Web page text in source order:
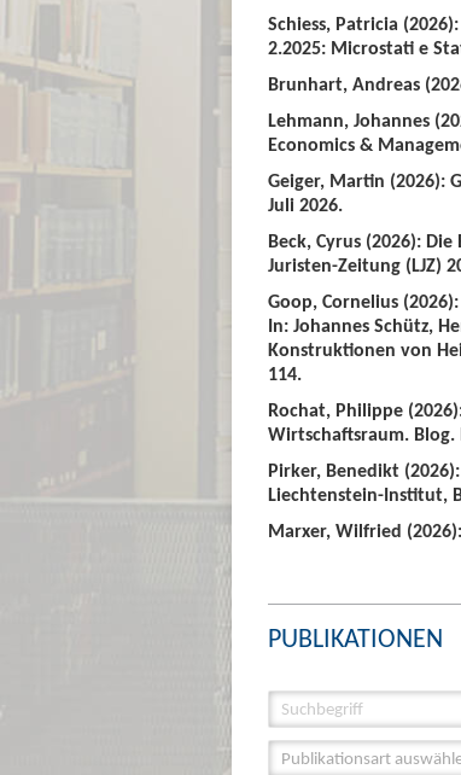
Schiess, Patricia
2.2025: Microstati e
Brunhart, Andreas
Lehmann, Johannes
Economics &
Geiger, Martin (2026):
Juli 2026.
Beck, Cyrus (2026):
Juristen-Zeitung (LJZ)
Goop, Cornelius
In: Johannes Schütz,
Konstruktionen von
114.
Rochat, Philippe
Wirtschaftsraum. Blog.
Pirker, Benedikt
Liechtenstein-Institut,
Marxer, Wilfried
PUBLIKATIONEN
Publikationsart